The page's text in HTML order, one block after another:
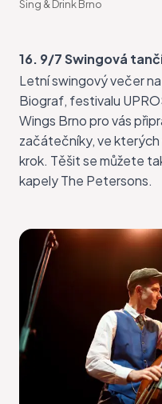
Sing & Drink Brno
16. 9/7 Swingová
Letní swingový večer
Biograf, festivalu
Wings Brno pro vás
začátečníky, ve kterých
krok. Těšit se můžete
kapely The Petersons.